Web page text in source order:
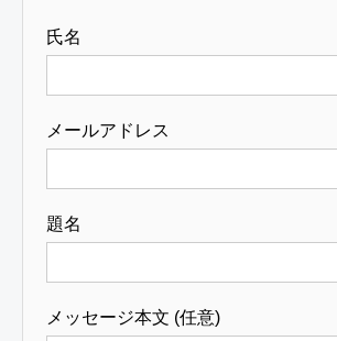
氏名
メールアドレス
題名
メッセージ本文 (任意)